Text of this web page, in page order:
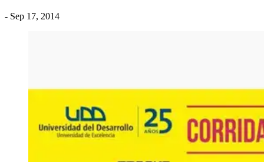
- Sep 17, 2014